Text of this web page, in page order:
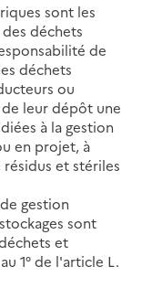
sont les
déchets
de
déchets
ou
leur dépôt une
à la gestion
en projet, à
et stériles
gestion
sont
et
1° de l'article L.